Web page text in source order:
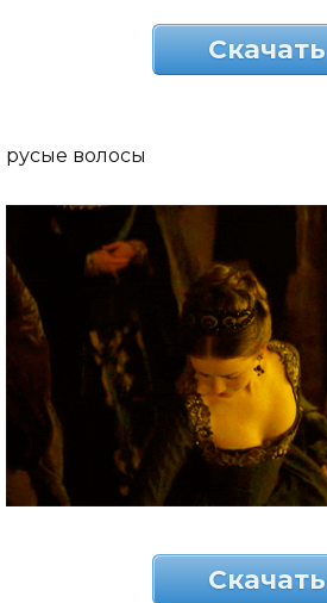
Скачать
русые волосы
Скачать